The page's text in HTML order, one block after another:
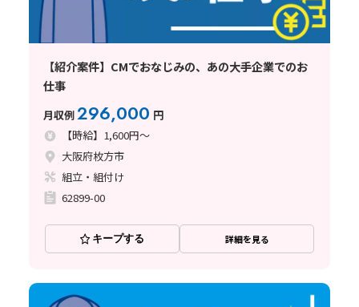
【紹介案件】CMでおなじみの、あの大手企業でのお
仕事
月収例296,000 円
【時給】1,600円～
大阪府枚方市
組立・組付け
62899-00
キープする 詳細を見る